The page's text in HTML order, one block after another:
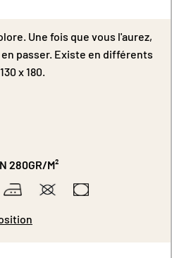
Une fois que vous l'aurez,
passer. Existe en différents
x 180.
280GR/M²